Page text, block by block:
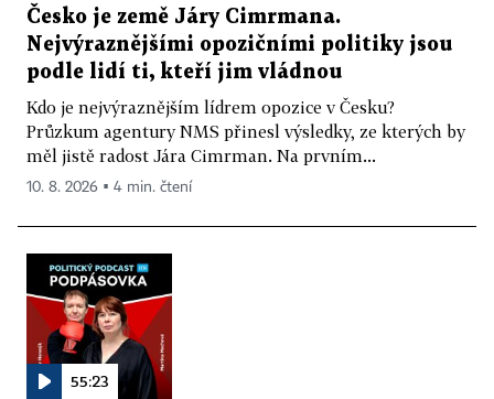
Česko je země Járy Cimrmana.
Nejvýraznějšími opozičními politiky jsou
podle lidí ti, kteří jim vládnou
Kdo je nejvýraznějším lídrem opozice v Česku?
Průzkum agentury NMS přinesl výsledky, ze kterých by
měl jistě radost Jára Cimrman. Na prvním...
10. 8. 2026 ▪ 4 min. čtení
55:23